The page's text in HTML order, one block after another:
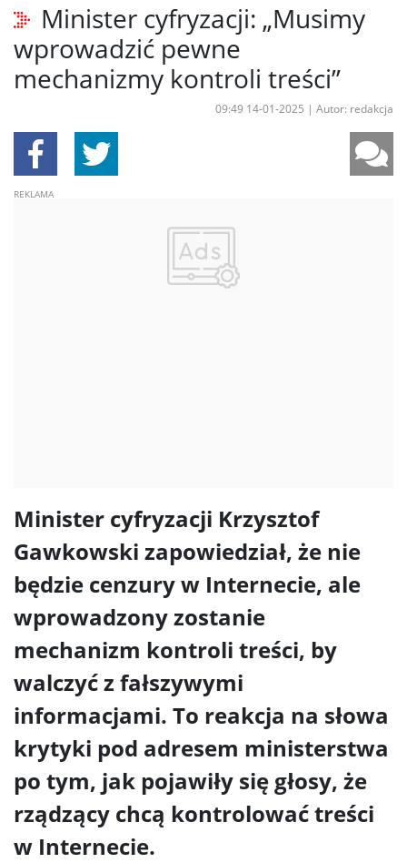
Minister cyfryzacji: „Musimy
wprowadzić pewne
mechanizmy kontroli treści”
09:49 14-01-2025 | Autor: redakcja
Minister cyfryzacji Krzysztof
Gawkowski zapowiedział, że nie
będzie cenzury w Internecie, ale
wprowadzony zostanie
mechanizm kontroli treści, by
walczyć z fałszywymi
informacjami. To reakcja na słowa
krytyki pod adresem ministerstwa
po tym, jak pojawiły się głosy, że
rządzący chcą kontrolować treści
w Internecie.